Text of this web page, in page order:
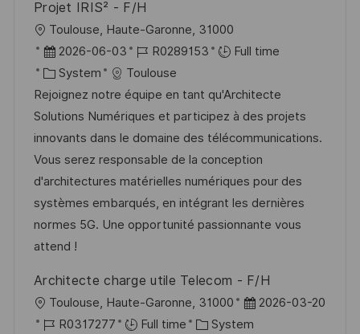
Projet IRIS² - F/H
L
o
c
a
t
i
o
n
Toulouse, Haute-Garonne, 31000
P
o
s
t
e
d
D
a
t
e
2026-06-03
J
o
b
I
d
R0289153
Full time
C
a
t
e
g
o
r
y
System
Toulouse
Rejoignez notre équipe en tant qu'Architecte
Solutions Numériques et participez à des projets
innovants dans le domaine des télécommunications.
Vous serez responsable de la conception
d'architectures matérielles numériques pour des
systèmes embarqués, en intégrant les dernières
normes 5G. Une opportunité passionnante vous
attend !
Architecte charge utile Telecom - F/H
L
o
Toulouse, Haute-Garonne, 31000
P
o
2026-03-20
J
R0317277 Full time
C System